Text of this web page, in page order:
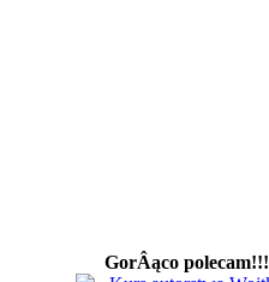
GorÂąco polecam!!!